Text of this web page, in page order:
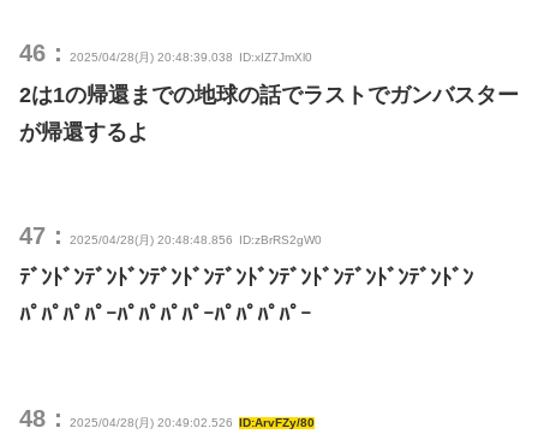
46： 2025/04/28(月) 20:48:39.038 ID:xIZ7JmXl0
2は1の帰還までの地球の話でラストでガンバスター
が帰還するよ
47： 2025/04/28(月) 20:48:48.856 ID:zBrRS2gW0
ﾃﾞﾝﾄﾞﾝﾃﾞﾝﾄﾞﾝﾃﾞﾝﾄﾞﾝﾃﾞﾝﾄﾞﾝﾃﾞﾝﾄﾞﾝﾃﾞﾝﾄﾞﾝﾃﾞﾝﾄﾞﾝ
ﾊﾟﾊﾟﾊﾟﾊﾟｰﾊﾟﾊﾟﾊﾟﾊﾟｰﾊﾟﾊﾟﾊﾟﾊﾟｰ
48： 2025/04/28(月) 20:49:02.526 ID:ArvFZy/80